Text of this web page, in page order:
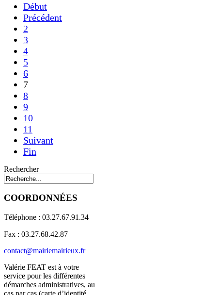
Début
Précédent
2
3
4
5
6
7
8
9
10
11
Suivant
Fin
Rechercher
COORDONNÉES
Téléphone : 03.27.67.91.34
Fax : 03.27.68.42.87
contact@mairiemairieux.fr
Valérie FEAT est à votre
service pour les différentes
démarches administratives, au